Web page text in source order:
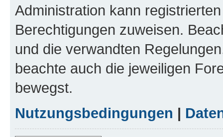
Administration kann
Berechtigungen zuweisen.
und die verwandten
beachte auch die jeweiligen
bewegst.
Nutzungsbedingungen |